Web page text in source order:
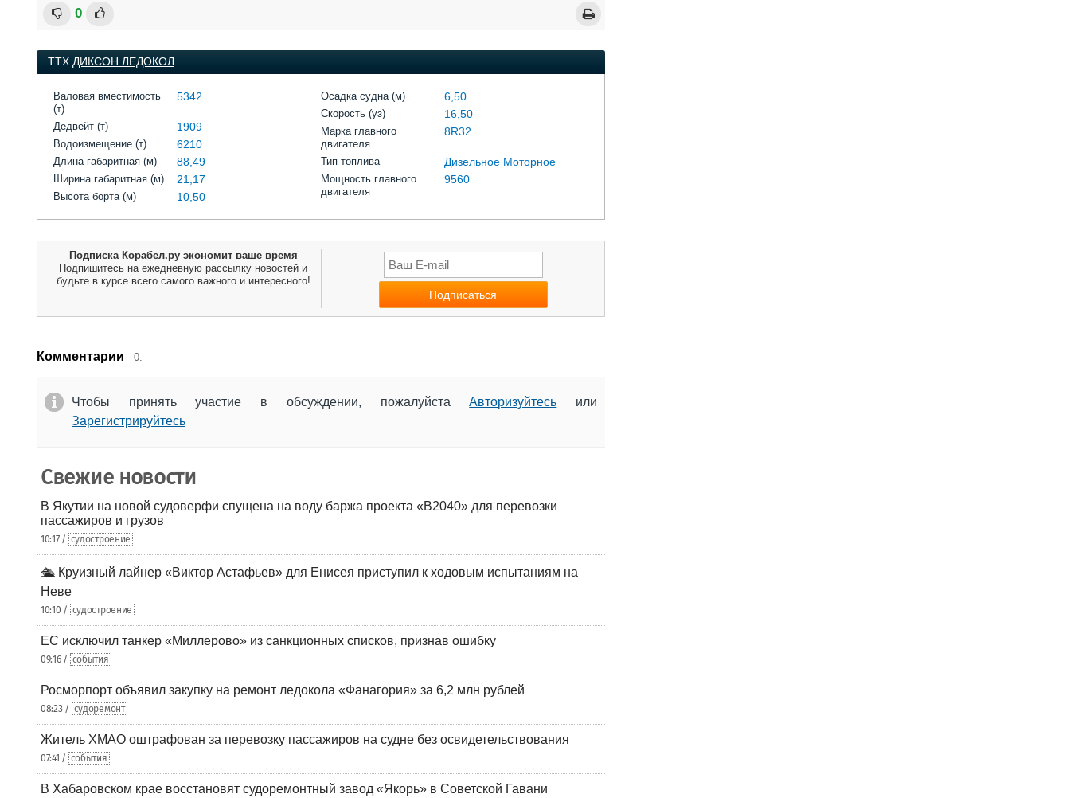
0
ТТХ ДИКСОН ЛЕДОКОЛ
Валовая вместимость
(т)
5342
Дедвейт (т) 1909
Водоизмещение (т) 6210
Длина габаритная (м) 88,49
Ширина габаритная (м) 21,17
Высота борта (м) 10,50
Осадка судна (м) 6,50
Скорость (уз) 16,50
Марка главного
двигателя
8R32
Тип топлива Дизельное Моторное
Мощность главного
двигателя
9560
Подписка Корабел.ру экономит ваше время
Подпишитесь на ежедневную рассылку новостей и
будьте в курсе всего самого важного и интересного!
Комментарии 0.
Чтобы принять участие в обсуждении, пожалуйстаАвторизуйтесь или
Зарегистрируйтесь
Свежие новости
В Якутии на новой судоверфи спущена на воду баржа проекта «В2040» для перевозки
пассажиров и грузов
10:17 / судостроение
🛳️ Круизный лайнер «Виктор Астафьев» для Енисея приступил к ходовым испытаниям на
Неве
10:10 / судостроение
ЕС исключил танкер «Миллерово» из санкционных списков, признав ошибку
09:16 / события
Росморпорт объявил закупку на ремонт ледокола «Фанагория» за 6,2 млн рублей
08:23 / судоремонт
Житель ХМАО оштрафован за перевозку пассажиров на судне без освидетельствования
07:41 / события
В Хабаровском крае восстановят судоремонтный завод «Якорь» в Советской Гавани